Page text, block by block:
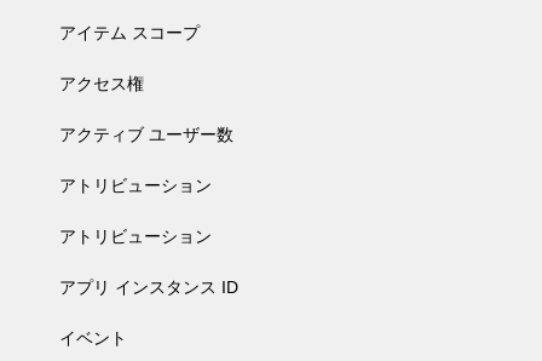
アイテム スコープ
アクセス権
アクティブ ユーザー数
アトリビューション
アトリビューション
アプリ インスタンス ID
イベント